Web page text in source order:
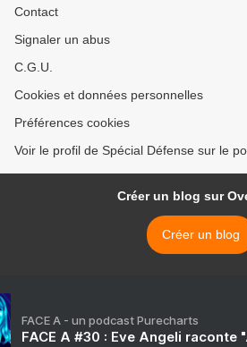
Contact
Signaler un abus
C.G.U.
Cookies et données personnelles
Préférences cookies
Voir le profil de Spécial Défense sur le
Créer un blog sur
Créer un blog
FACE A - un podcast Purecharts
FACE A #30 : Eve Angeli raconte